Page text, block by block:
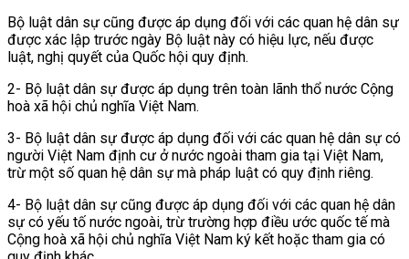
Bộ luật dân sự cũng được áp dụng đối với các quan hệ dân sự
được xác lập trước ngày Bộ luật này có hiệu lực, nếu được
luật, nghị quyết của Quốc hội quy định.
2- Bộ luật dân sự được áp dụng trên toàn lãnh thổ nước Cộng
hoà xã hội chủ nghĩa Việt Nam.
3- Bộ luật dân sự được áp dụng đối với các quan hệ dân sự có
người Việt Nam định cư ở nước ngoài tham gia tại Việt Nam,
trừ một số quan hệ dân sự mà pháp luật có quy định riêng.
4- Bộ luật dân sự cũng được áp dụng đối với các quan hệ dân
sự có yếu tố nước ngoài, trừ trường hợp điều ước quốc tế mà
Cộng hoà xã hội chủ nghĩa Việt Nam ký kết hoặc tham gia có